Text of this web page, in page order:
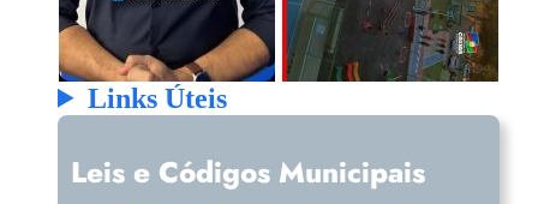
Links Úteis
Leis e Códigos Municipais